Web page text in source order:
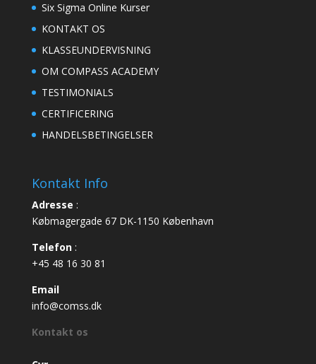
Six Sigma Online Kurser
KONTAKT OS
KLASSEUNDERVISNING
OM COMPASS ACADEMY
TESTIMONIALS
CERTIFICERING
HANDELSBETINGELSER
Kontakt Info
Adresse :
Købmagergade 67 DK-1150 København
Telefon:
+45 48 16 30 81
Email
info@comss.dk
Kontakt os